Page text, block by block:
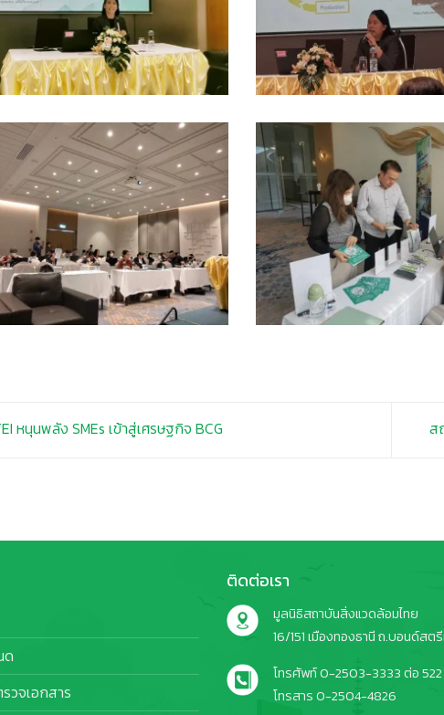
หนุนพลัง SMEs เข้าสู่เศรษฐกิจ BCG ส
ด
วจเอกสาร
ติดต่อเรา
มูลนิธิสถาบันสิ่งแวดล้อมไทย
16/151 เมืองทองธานี ถ.บอนด์สต
โทรศัพท์ 0-2503-3333 ต่อ 522
โทรสาร 0-2504-4826